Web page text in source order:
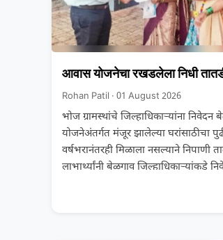
आवास योजनेचा रखडलेला निधी
Rohan Patil · 01 August 2026
भोज ग्रामस्थांचे जिल्हाधिकाऱ्यांना निवेदन
योजनेअंतर्गत मंजूर झालेल्या घरांसाठीचा
वर्षभरानंतरही मिळाला नसल्याने निपाणी
लाभार्थ्यांनी बेळगाव जिल्हाधिकाऱ्यांकडे